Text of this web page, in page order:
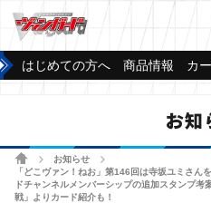
はじめての方へ 商品情報 カ
お知
ホームお知らせ
「どこヴァン！ねお」第146回は寺坂ユミさん
ドチャンネルメンバーシップの追加スタンプ
戦」よりカード紹介も！